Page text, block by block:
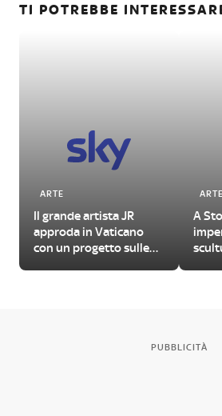
TI POTREBBE
ARTE
Il grande artista JR
approda in Vaticano
con un progetto sulle
ARTE
A
PUBBLICITÀ